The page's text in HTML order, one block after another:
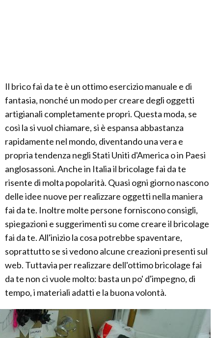
Il brico fai da te è un ottimo esercizio manuale e di
fantasia, nonché un modo per creare degli oggetti
artigianali completamente propri. Questa moda, se
così la si vuol chiamare, si è espansa abbastanza
rapidamente nel mondo, diventando una vera e
propria tendenza negli Stati Uniti d'America o in Paesi
anglosassoni. Anche in Italia il bricolage fai da te
risente di molta popolarità. Quasi ogni giorno nascono
delle idee nuove per realizzare oggetti nella maniera
fai da te. Inoltre molte persone forniscono consigli,
spiegazioni e suggerimenti su come creare il bricolage
fai da te. All'inizio la cosa potrebbe spaventare,
soprattutto se si vedono alcune creazioni presenti sul
web. Tuttavia per realizzare dell'ottimo bricolage fai
da te non ci vuole molto: basta un po' d'impegno, di
tempo, i materiali adatti e la buona volontà.